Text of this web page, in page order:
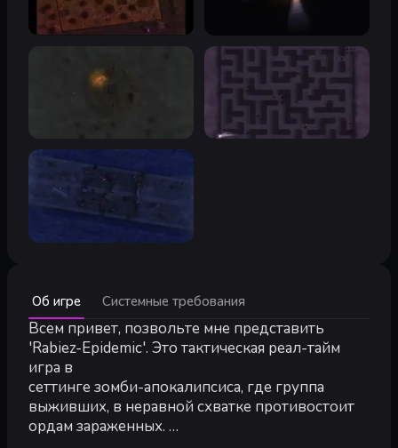
Об игре Системные требования
Всем привет, позвольте мне представить
'Rabiez-Epidemic'. Это тактическая реал-тайм
игра в
сеттинге зомби-апокалипсиса, где группа
выживших, в неравной схватке противостоит
ордам зараженных.
Минимальные:
Минимальные:
ОС *:Windows Vista,7,8,8.1,10
Процессор:Dualcore AMD,INTEL
Видеокарта:
Место на диске:90 MB